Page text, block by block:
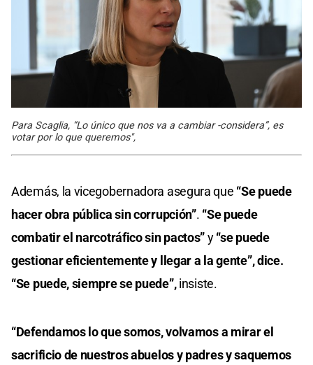
Para Scaglia, “Lo único que nos va a cambiar -considera”, es
votar por lo que queremos",
Además, la vicegobernadora asegura que “Se puede
hacer obra pública sin corrupción”. “Se puede
combatir el narcotráfico sin pactos”y“se puede
gestionar eficientemente y llegar a la gente”, dice.
“Se puede, siempre se puede”,insiste.
“Defendamos lo que somos, volvamos a mirar el
sacrificio de nuestros abuelos y padres y saquemos